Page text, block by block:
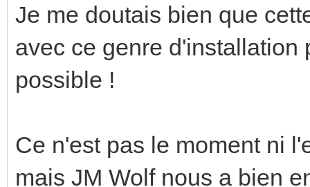
Je me doutais bien que
avec ce genre d'installation
possible !
Ce n'est pas le moment ni
mais JM Wolf nous a bien